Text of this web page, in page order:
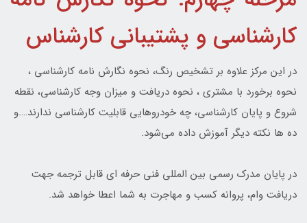
کارشناسی و پشتیبانی کارشناس
در این مرکز علاوه بر تشخیص رنگ، نحوه نگارش نامه کارشناسی ،
نحوه برخورد با مشتری ، نحوه دریافت و میزان وجه کارشناسی، نقطه
شروع و پایان کارشناسی، چه خودروهایی قابلیت کارشناسی ندارند….و
ده ها نکته دیگر آموزش داده می‌شود.
در پایان مدرک رسمی بین المللی فنی حرفه ای قابل ترجمه جهت
دریافت وام، پروانه کسب و مهاجرت به شما اعطا خواهد شد.